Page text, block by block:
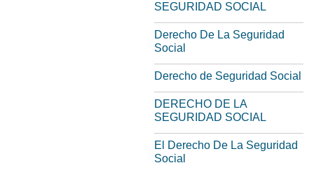
SEGURIDAD SOCIAL
Derecho De La Seguridad
Social
Derecho de Seguridad Social
DERECHO DE LA
SEGURIDAD SOCIAL
El Derecho De La Seguridad
Social